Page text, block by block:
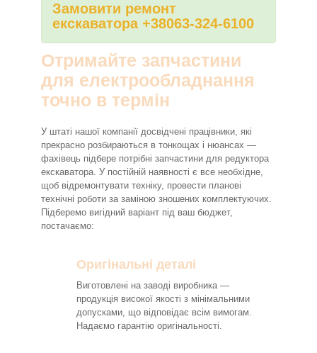
Замовити ремонт
екскаватора +38063-324-6100
Отримайте запчастини
для електрообладнання
точно в термін
У штаті нашої компанії досвідчені працівники, які
прекрасно розбираються в тонкощах і нюансах —
фахівець підбере потрібні запчастини для редуктора
екскаватора. У постійній наявності є все необхідне,
щоб відремонтувати техніку, провести планові
технічні роботи за заміною зношених комплектуючих.
Підберемо вигідний варіант під ваш бюджет,
постачаємо:
Оригінальні деталі
Виготовлені на заводі виробника —
продукція високої якості з мінімальними
допусками, що відповідає всім вимогам.
Надаємо гарантію оригінальності.